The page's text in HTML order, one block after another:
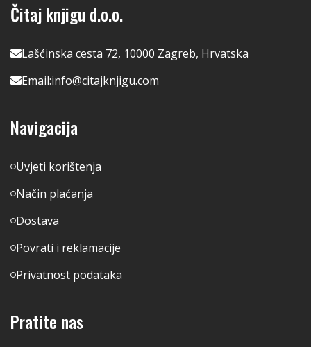
Čitaj knjigu d.o.o.
Lašćinska cesta 72, 10000 Zagreb, Hrvatska
Email:info@citajknjigu.com
Navigacija
Uvjeti korištenja
Način plaćanja
Dostava
Povrati i reklamacije
Privatnost podataka
Pratite nas